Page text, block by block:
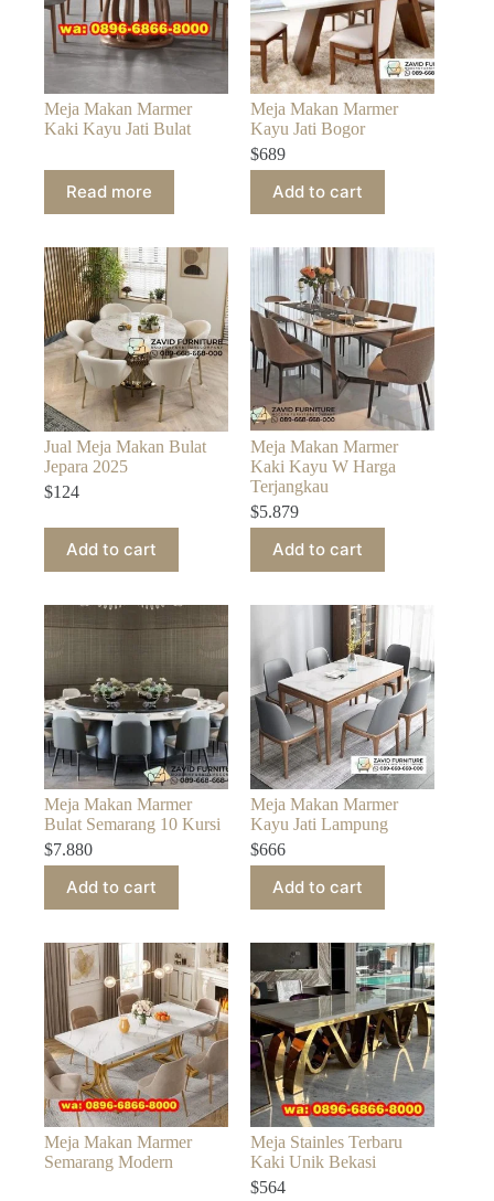
Meja Makan Marmer
Kaki Kayu Jati Bulat
Read more
Meja Makan Marmer
Kayu Jati Bogor
$689
Add to cart
Jual Meja Makan Bulat
Jepara 2025
$124
Add to cart
Meja Makan Marmer
Kaki Kayu W Harga
Terjangkau
$5.879
Add to cart
Meja Makan Marmer
Bulat Semarang 10 Kursi
$7.880
Add to cart
Meja Makan Marmer
Kayu Jati Lampung
$666
Add to cart
Meja Makan Marmer
Semarang Modern
Meja Stainles Terbaru
Kaki Unik Bekasi
$564